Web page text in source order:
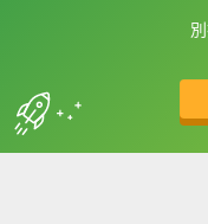
框選或點兩
收錄佳句